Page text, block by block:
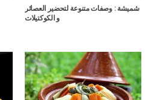
شميشة : وصفات متنوعة لتحضير العصائر
و الكوكتيلات‎